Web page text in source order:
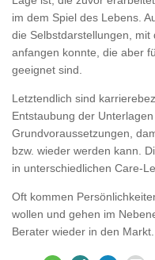
im dem Spiel des Lebens.
die Selbstdarstellungen,
anfangen konnte, die aber
geeignet sind.
Letztendlich sind
Entstaubung der
Grundvoraussetzungen,
bzw. wieder werden kann.
in unterschiedlichen Care-
Oft kommen
wollen und gehen im
Berater wieder in den